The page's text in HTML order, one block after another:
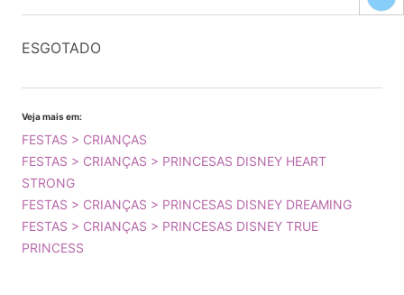
ESGOTADO
Veja mais em:
FESTAS > CRIANÇAS
FESTAS > CRIANÇAS > PRINCESAS DISNEY HEART
STRONG
FESTAS > CRIANÇAS > PRINCESAS DISNEY DREAMING
FESTAS > CRIANÇAS > PRINCESAS DISNEY TRUE
PRINCESS